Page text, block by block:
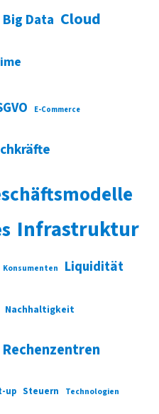
Big Data Cloud
E-Commerce
Infrastruktur
Konsumenten Liquidität
Nachhaltigkeit
Rechenzentren
up Steuern Technologien